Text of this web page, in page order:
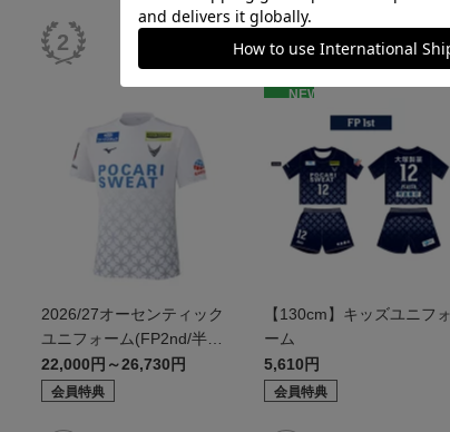
2026/27オーセンティック
ユニフォーム(FP2nd/半
袖）
22,000円～26,730円
会員特典
NEW
【130cm】キッズユニフォ
ーム
5,610円
会員特典